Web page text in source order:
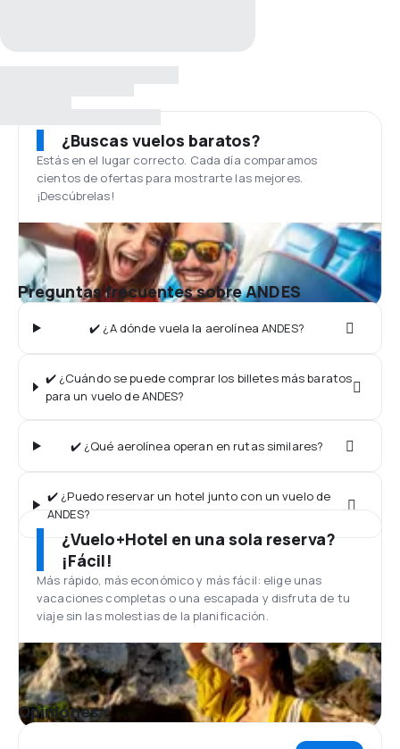
¿Buscas vuelos baratos?
Estás en el lugar correcto. Cada día comparamos
cientos de ofertas para mostrarte las mejores.
¡Descúbrelas!
Preguntas frecuentes sobre ANDES
✔️ ¿A dónde vuela la aerolínea ANDES?
✔️ ¿Cuándo se puede comprar los billetes más baratos
para un vuelo de ANDES?
✔️ ¿Qué aerolínea operan en rutas similares?
✔️ ¿Puedo reservar un hotel junto con un vuelo de
ANDES?
¿Vuelo+Hotel en una sola reserva?
¡Fácil!
Más rápido, más económico y más fácil: elige unas
vacaciones completas o una escapada y disfruta de tu
viaje sin las molestias de la planificación.
Opiniones